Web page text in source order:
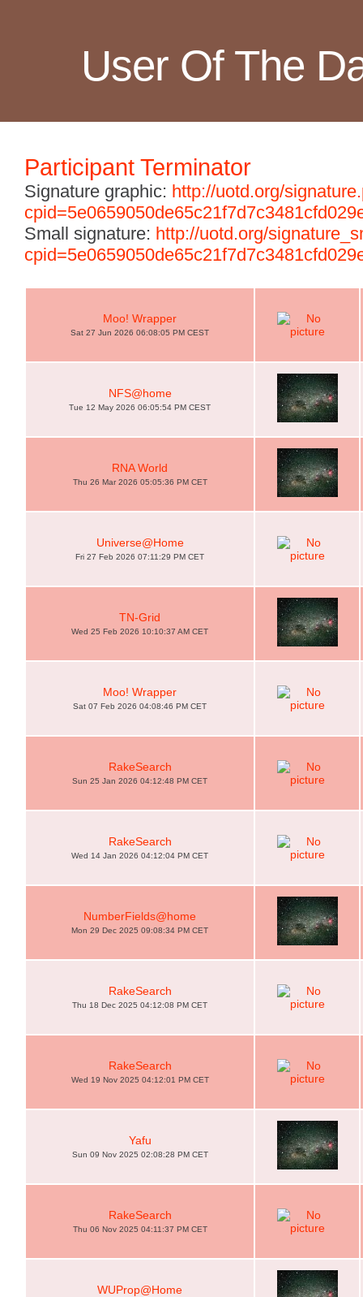
User Of The
Participant Terminator
Signature graphic: http://uotd.org/
Small signature: http://uotd.org/
Moo! Wrapper
Sat 27 Jun 2026 06:08:05 PM CEST
NFS@home
Tue 12 May 2026 06:05:54 PM CEST
RNA World
Thu 26 Mar 2026 05:05:36 PM CET
Universe@Home
Fri 27 Feb 2026 07:11:29 PM CET
TN-Grid
Wed 25 Feb 2026 10:10:37 AM CET
Moo! Wrapper
Sat 07 Feb 2026 04:08:46 PM CET
RakeSearch
Sun 25 Jan 2026 04:12:48 PM CET
RakeSearch
Wed 14 Jan 2026 04:12:04 PM CET
NumberFields@home
Mon 29 Dec 2025 09:08:34 PM CET
RakeSearch
Thu 18 Dec 2025 04:12:08 PM CET
RakeSearch
Wed 19 Nov 2025 04:12:01 PM CET
Yafu
Sun 09 Nov 2025 02:08:28 PM CET
RakeSearch
Thu 06 Nov 2025 04:11:37 PM CET
WUProp@Home